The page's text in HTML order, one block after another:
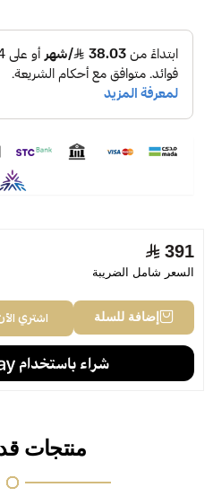
Eau de Toilette 100ml
391
السعر شامل الضريبة
إضافة للسلة اشتري
منتجات